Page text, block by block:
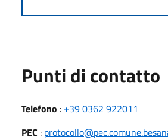
Punti di contatto
Telefono : +39 0362 922011
PEC :